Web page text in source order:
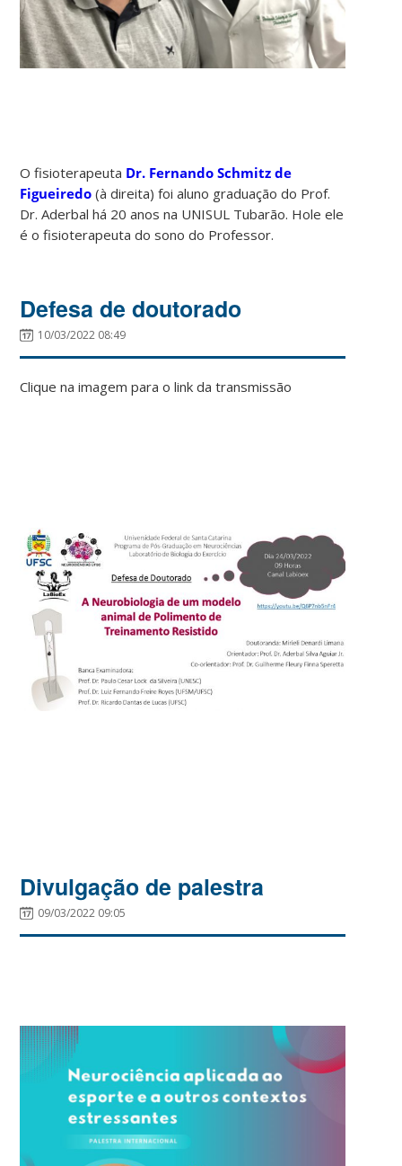
O fisioterapeuta Dr. Fernando Schmitz de
Figueiredo (à direita) foi aluno graduação do Prof.
Dr. Aderbal há 20 anos na UNISUL Tubarão. Hole ele
é o fisioterapeuta do sono do Professor.
Defesa de doutorado
10/03/2022 08:49
Clique na imagem para o link da transmissão
Divulgação de palestra
09/03/2022 09:05